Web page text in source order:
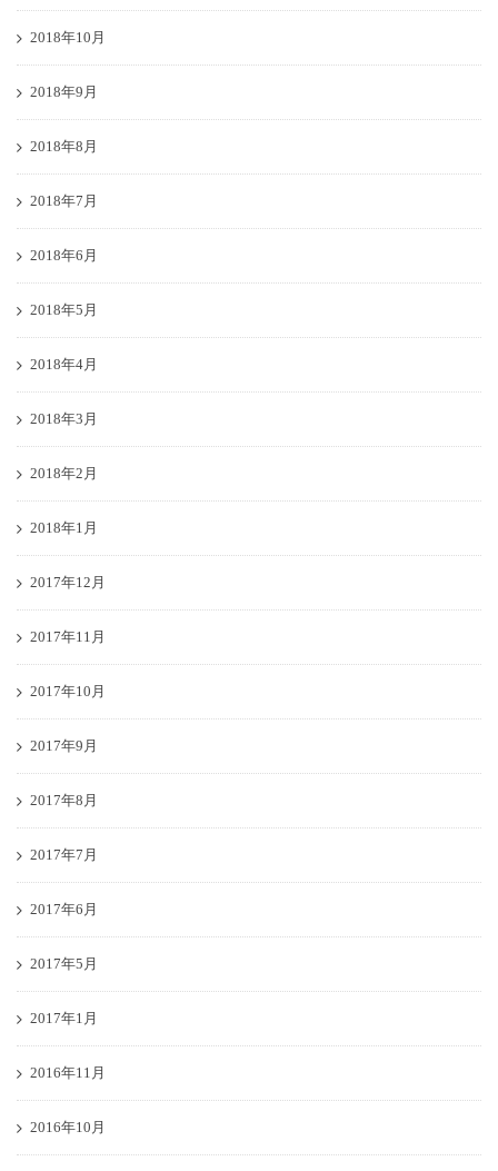
2018年10月
2018年9月
2018年8月
2018年7月
2018年6月
2018年5月
2018年4月
2018年3月
2018年2月
2018年1月
2017年12月
2017年11月
2017年10月
2017年9月
2017年8月
2017年7月
2017年6月
2017年5月
2017年1月
2016年11月
2016年10月